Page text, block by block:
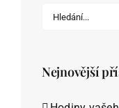
Hledat:
Nejnovější